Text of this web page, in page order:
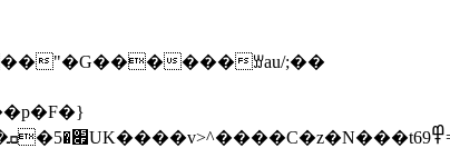
"�G������ꑣau/;��